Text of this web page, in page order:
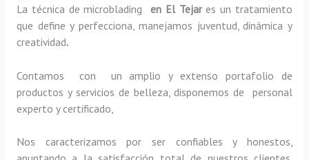
La técnica de microblading en El Tejar es un tratamiento
que define y perfecciona, manejamos juventud, dinámica y
creatividad.
Contamos con un amplio y extenso portafolio de
productos y servicios de belleza, disponemos de personal
experto y certificado,
Nos caracterizamos por ser confiables y honestos,